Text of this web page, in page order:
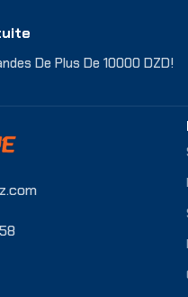
De Plus De 10000 DZD!